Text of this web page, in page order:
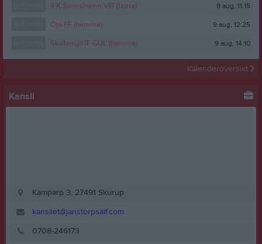
IFK Simrishamn VIT (borta) 9 aug, 11:15
Öja FF (hemma) 9 aug, 12:25
Skabersjö IF GUL (hemma) 9 aug, 14:10
Kalenderöversikt
Kansli
Kämparp 3, 27491 Skurup
kansliet@janstorpsaif.com
0708-246173